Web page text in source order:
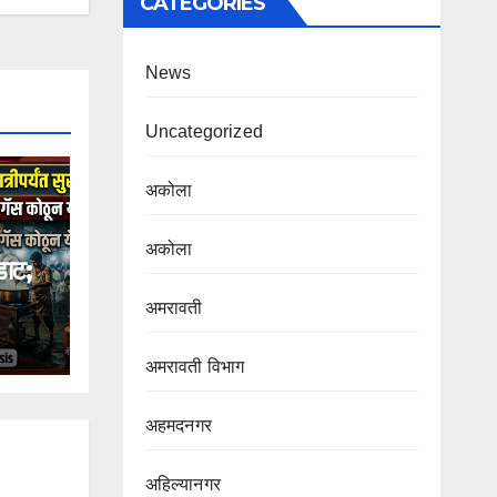
News
Uncategorized
अकोला
अकोला
अमरावती
अमरावती विभाग‌
अहमदनगर
अहिल्यानगर